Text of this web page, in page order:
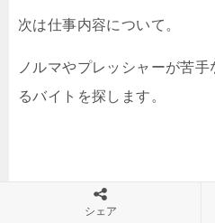
次は仕事内容について。
ノルマやプレッシャーが苦
るバイトを探します。
避けたいのは営業やコール
シェア